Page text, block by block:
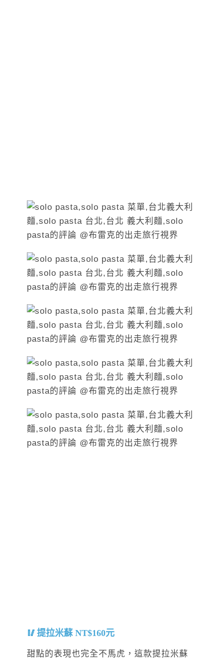
提拉米蘇 NT$160元
甜點的表現也完全不馬虎，這款提拉米蘇